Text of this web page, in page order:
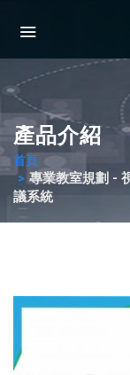
產品介紹
首頁
專業教室規劃 -
議系統